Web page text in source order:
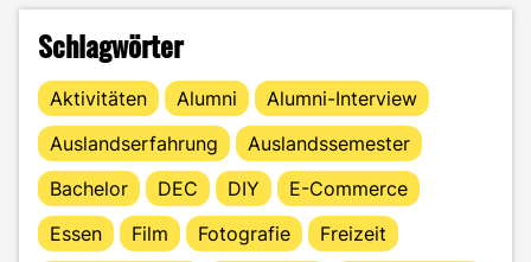
Schlagwörter
Aktivitäten Alumni
Alumni-Interview
Auslandserfahrung
Auslandssemester
Bachelor
DEC DIY
E-Commerce
Essen
Film Fotografie
Freizeit